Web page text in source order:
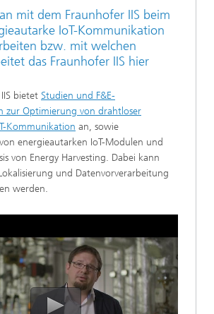
mit dem Fraunhofer IIS beim
IoT-Kommunikation
bzw. mit welchen
das Fraunhofer IIS hier
bietet Studien und F&E-
zur Optimierung von drahtloser
Kommunikation an, sowie
energieautarken IoT-Modulen und
von Energy Harvesting. Dabei kann
und Datenvorverarbeitung
werden.